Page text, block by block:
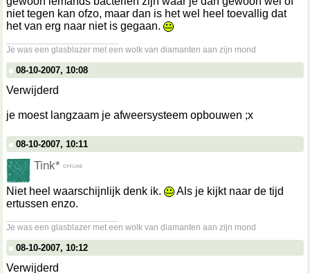
niet tegen kan ofzo, maar dan is het wel heel toevallig dat
het van erg naar niet is gegaan.
Je was een glasblazer met een wolk van diamanten aan zijn mond
08-10-2007, 10:08
Verwijderd
je moest langzaam je afweersysteem opbouwen ;x
08-10-2007, 10:11
Tink*
Niet heel waarschijnlijk denk ik.
Als je kijkt naar de tijd
ertussen enzo.
Je was een glasblazer met een wolk van diamanten aan zijn mond
08-10-2007, 10:12
Verwijderd